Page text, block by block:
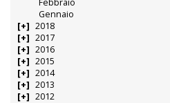
Gennaio
2018
2017
2016
2015
2014
2013
2012